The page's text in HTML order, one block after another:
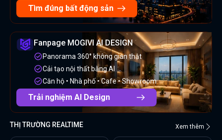
Tìm đúng bất động sản
Fanpage MOGIVI AI DESIGN
Panorama 360° không gian thật
Cải tạo nội thất bằng AI
Căn hộ • Nhà phố • Cafe • Showroom
Trải nghiệm AI Design
THỊ TRƯỜNG REALTIME Xem thêm